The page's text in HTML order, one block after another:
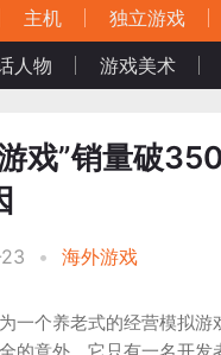
主机 独立游戏
人物 游戏美术
戏”销量破
• 海外游戏
一个养老式的经营模拟